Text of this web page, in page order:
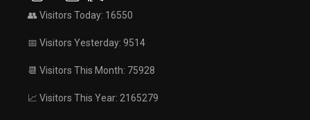
👥 Visitors Today: 16550
📅 Visitors Yesterday: 9514
📆 Visitors This Month: 75928
📈 Visitors This Year: 2165279